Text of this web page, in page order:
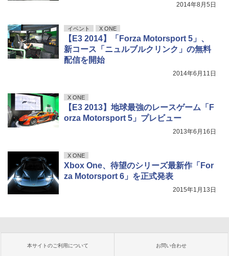
2014年8月5日
イベント X ONE
【E3 2014】「Forza Motorsport 5」、
新コース「ニュルブルクリンク」の無料
配信を開始
2014年6月11日
X ONE
【E3 2013】地球最強のレースゲーム「F
orza Motorsport 5」プレビュー
2013年6月16日
X ONE
Xbox One、待望のシリーズ最新作「For
za Motorsport 6」を正式発表
2015年1月13日
本サイトのご利用について お問い合わせ